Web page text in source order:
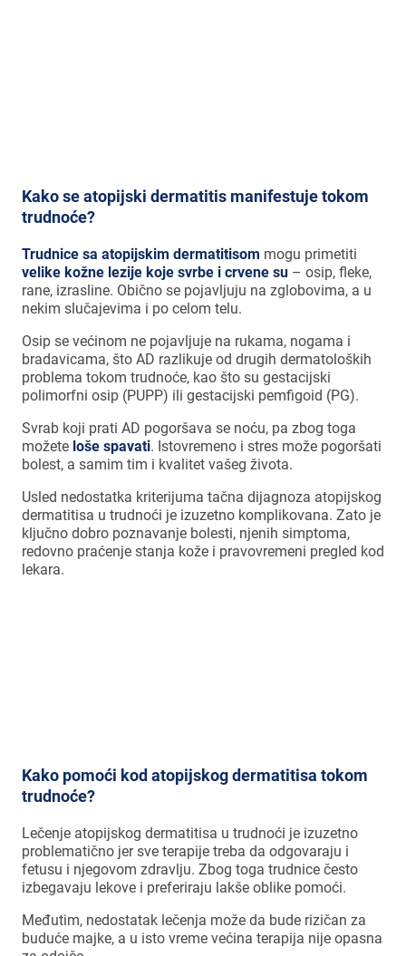
Kako se atopijski dermatitis manifestuje tokom
trudnoće?
Trudnice sa atopijskim dermatitisom mogu primetiti
velike kožne lezije koje svrbe i crvene su– osip, fleke,
rane, izrasline. Obično se pojavljuju na zglobovima, a u
nekim slučajevima i po celom telu.
Osip se većinom ne pojavljuje na rukama, nogama i
bradavicama, što AD razlikuje od drugih dermatoloških
problema tokom trudnoće, kao što su gestacijski
polimorfni osip (PUPP) ili gestacijski pemfigoid (PG).
Svrab koji prati AD pogoršava se noću, pa zbog toga
možete loše spavati. Istovremeno i stres može pogoršati
bolest, a samim tim i kvalitet vašeg života.
Usled nedostatka kriterijuma tačna dijagnoza atopijskog
dermatitisa u trudnoći je izuzetno komplikovana. Zato je
ključno dobro poznavanje bolesti, njenih simptoma,
redovno praćenje stanja kože i pravovremeni pregled kod
lekara.
Kako pomoći kod atopijskog dermatitisa tokom
trudnoće?
Lečenje atopijskog dermatitisa u trudnoći je izuzetno
problematično jer sve terapije treba da odgovaraju i
fetusu i njegovom zdravlju. Zbog toga trudnice često
izbegavaju lekove i preferiraju lakše oblike pomoći.
Međutim, nedostatak lečenja može da bude rizičan za
buduće majke, a u isto vreme većina terapija nije opasna